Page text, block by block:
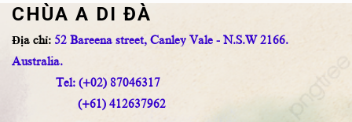
CHÙA A DI ĐÀ
Địa chỉ: 52 Bareena street, Canley Vale - N.S.W 2166.
Australia.
Tel: (+02) 87046317
(+61) 412637962